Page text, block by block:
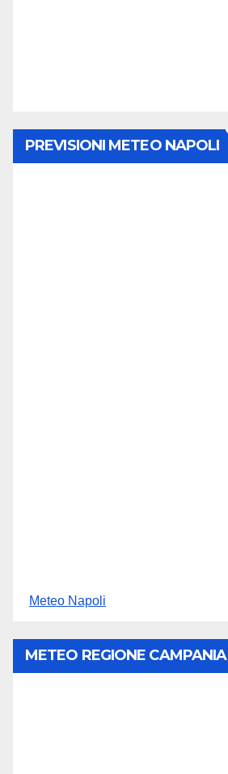
PREVISIONI METEO NAPOLI
Meteo Napoli
METEO REGIONE CAMPANIA